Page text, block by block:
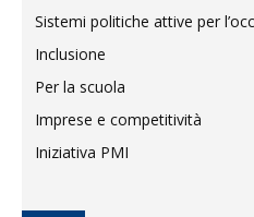
Sistemi politiche attive per
Inclusione
Per la scuola
Imprese e competitività
Iniziativa PMI